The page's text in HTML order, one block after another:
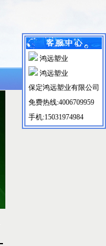
客 服 中 心
鸿远塑业
鸿远塑业
保定鸿远塑业有限公司
免费热线:4006709959
手机:15031974984